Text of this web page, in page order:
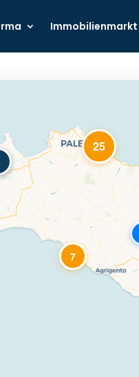
Immobilienmarkt
25
7